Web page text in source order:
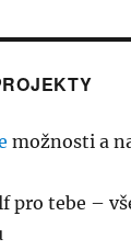
možnosti a
pro tebe –